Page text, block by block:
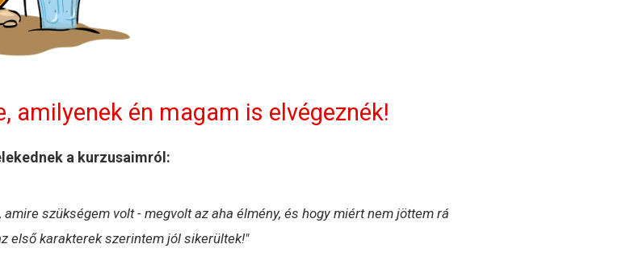
én magam is elvégeznék!
a kurzusaimról:
szükségem volt - megvolt az aha élmény, és hogy miért nem jöttem rá
első karakterek szerintem jól sikerültek!"